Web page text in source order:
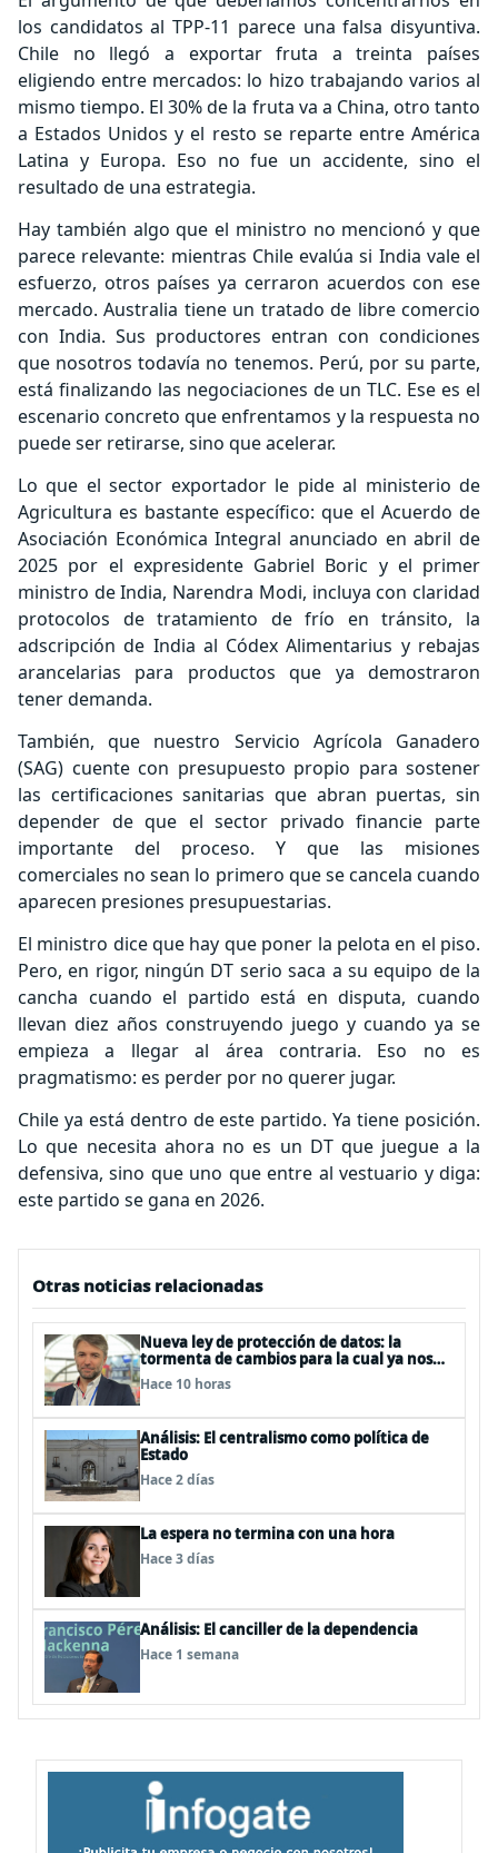
los candidatos al TPP-11 parece una falsa disyuntiva.
Chile no llegó a exportar fruta a treinta países
eligiendo entre mercados: lo hizo trabajando varios al
mismo tiempo. El 30% de la fruta va a China, otro tanto
a Estados Unidos y el resto se reparte entre América
Latina y Europa. Eso no fue un accidente, sino el
resultado de una estrategia.
Hay también algo que el ministro no mencionó y que
parece relevante: mientras Chile evalúa si India vale el
esfuerzo, otros países ya cerraron acuerdos con ese
mercado. Australia tiene un tratado de libre comercio
con India. Sus productores entran con condiciones
que nosotros todavía no tenemos. Perú, por su parte,
está finalizando las negociaciones de un TLC. Ese es el
escenario concreto que enfrentamos y la respuesta no
puede ser retirarse, sino que acelerar.
Lo que el sector exportador le pide al ministerio de
Agricultura es bastante específico: que el Acuerdo de
Asociación Económica Integral anunciado en abril de
2025 por el expresidente Gabriel Boric y el primer
ministro de India, Narendra Modi, incluya con claridad
protocolos de tratamiento de frío en tránsito, la
adscripción de India al Códex Alimentarius y rebajas
arancelarias para productos que ya demostraron
tener demanda.
También, que nuestro Servicio Agrícola Ganadero
(SAG) cuente con presupuesto propio para sostener
las certificaciones sanitarias que abran puertas, sin
depender de que el sector privado financie parte
importante del proceso. Y que las misiones
comerciales no sean lo primero que se cancela cuando
aparecen presiones presupuestarias.
El ministro dice que hay que poner la pelota en el piso.
Pero, en rigor, ningún DT serio saca a su equipo de la
cancha cuando el partido está en disputa, cuando
llevan diez años construyendo juego y cuando ya se
empieza a llegar al área contraria. Eso no es
pragmatismo: es perder por no querer jugar.
Chile ya está dentro de este partido. Ya tiene posición.
Lo que necesita ahora no es un DT que juegue a la
defensiva, sino que uno que entre al vestuario y diga:
este partido se gana en 2026.
Otras noticias relacionadas
Nueva ley de protección de datos: la
tormenta de cambios para la cual ya nos
deberíamos estar preparando
Hace 10 horas
Análisis: El centralismo como política de
Estado
Hace 2 días
La espera no termina con una hora
Hace 3 días
Análisis: El canciller de la dependencia
Hace 1 semana